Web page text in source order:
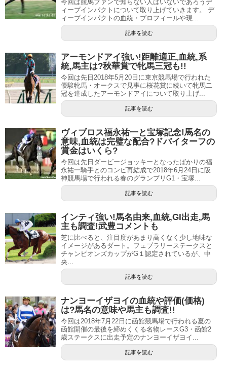
2016年の凱旋門賞馬ファウンドを出すなど、マイルに限ら
ず、幅広い距離で活躍馬を出しています。
のパフォーマンスが圧巻過ぎて、マイルがベストと言われ
ることもあるようですが、血統背景を見ればまだまだ奥が
ありそうだということが良くわかりますね。
強すぎるダノンプレミアムのデビュー前の評価
や価格は？
今回は競馬ファンで知らない人はいないであろうデ
ィープインパクトについて取り上げていきます。 デ
ィープインパクトの血統・プロフィールや現...
記事を読む
アーモンドアイ強い!距離適正,血統,系
統,馬主は?秋華賞で牝馬三冠も!!
今回は先日2018年5月20日に東京競馬場で行われた
優駿牝馬・オークスで見事に桜花賞に続いて牝馬二
冠を達成したアーモンドアイについて取り上げ...
記事を読む
ヴィブロス福永祐一と宝塚記念!馬名の
意味,血統は完璧な配合?ドバイターフの
賞金はいくら?
今回は先日ダービージョッキーとなったばかりの福
永祐一騎手とのコンビ再結成で2018年6月24日に阪
神競馬場で行われる春のグランプリG1・宝塚...
記事を読む
インティ強い!馬名由来,血統,GI出走,馬
主も調査!武豊コメントも
芝に比べると、注目度があまり高くなく少し地味な
イメージがあるダート。フェブラリーステークスと
チャンピオンズカップがG１認定されているが、中
央...
記事を読む
ナンヨーイザヨイの血統や評価(価格)
は?馬名の意味や馬主も調査!!
今回は2018年7月22日に函館競馬場で行われる夏の
函館開催の最後を締めくくる名物レースG3・函館2
歳ステークスに出走予定のナンヨーイザヨイ...
記事を読む